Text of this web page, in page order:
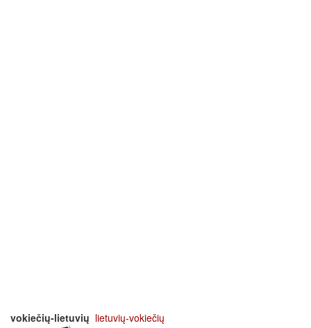
vokiečių-lietuvių lietuvių-vokiečių